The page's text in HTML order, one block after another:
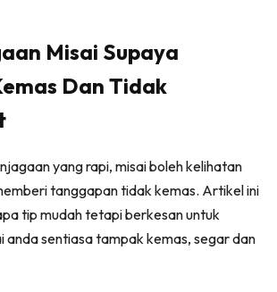
Misai Supaya
Dan Tidak
yang rapi, misai boleh kelihatan
tanggapan tidak kemas. Artikel ini
tip mudah tetapi berkesan untuk
anda sentiasa tampak kemas, segar dan